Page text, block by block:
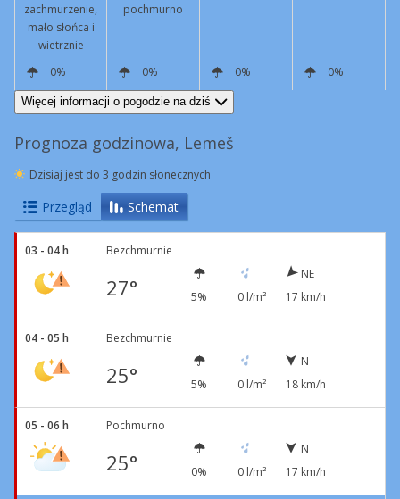
zachmurzenie,
mało słońca i
wietrznie
pochmurno
0% 0% 0%
0%
N
18 km/h N
17 km/h
Więcej informacji o pogodzie na dziś
Prognoza godzinowa, Lemeš
Dzisiaj jest do 3 godzin słonecznych
Przegląd Schemat
03 - 04 h Bezchmurnie
27° 5% 0 l/m²
NE
17 km/h
04 - 05 h Bezchmurnie
25° 5% 0 l/m²
N
18 km/h
05 - 06 h Pochmurno
25° 0% 0 l/m²
N
17 km/h